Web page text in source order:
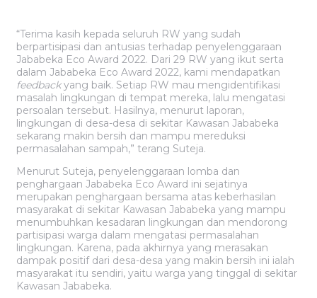
“Terima kasih kepada seluruh RW yang sudah
berpartisipasi dan antusias terhadap penyelenggaraan
Jababeka Eco Award 2022. Dari 29 RW yang ikut serta
dalam Jababeka Eco Award 2022, kami mendapatkan
feedbackyang baik. Setiap RW mau mengidentifikasi
masalah lingkungan di tempat mereka, lalu mengatasi
persoalan tersebut. Hasilnya, menurut laporan,
lingkungan di desa-desa di sekitar Kawasan Jababeka
sekarang makin bersih dan mampu mereduksi
permasalahan sampah,” terang Suteja.
Menurut Suteja, penyelenggaraan lomba dan
penghargaan Jababeka Eco Award ini sejatinya
merupakan penghargaan bersama atas keberhasilan
masyarakat di sekitar Kawasan Jababeka yang mampu
menumbuhkan kesadaran lingkungan dan mendorong
partisipasi warga dalam mengatasi permasalahan
lingkungan. Karena, pada akhirnya yang merasakan
dampak positif dari desa-desa yang makin bersih ini ialah
masyarakat itu sendiri, yaitu warga yang tinggal di sekitar
Kawasan Jababeka.